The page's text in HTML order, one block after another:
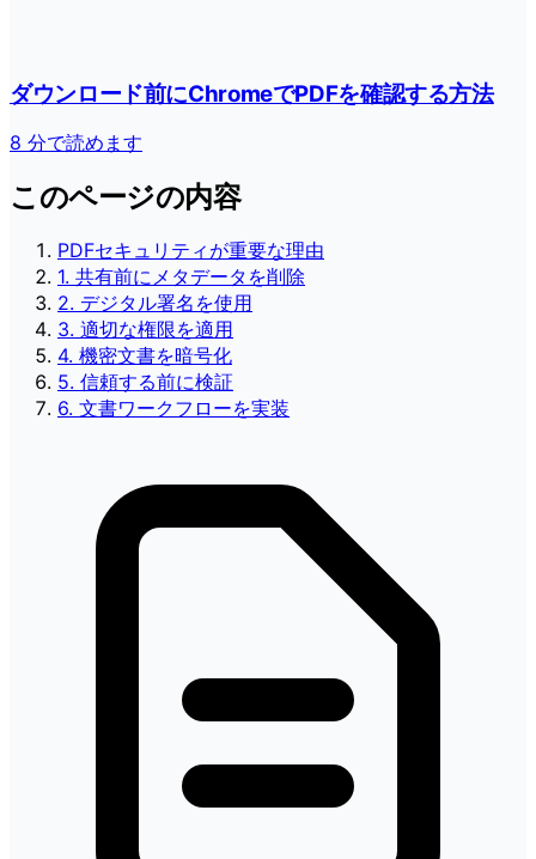
ダウンロード前にChromeでPDFを確認する方法
8 分で読めます
このページの内容
PDFセキュリティが重要な理由
1. 共有前にメタデータを削除
2. デジタル署名を使用
3. 適切な権限を適用
4. 機密文書を暗号化
5. 信頼する前に検証
6. 文書ワークフローを実装